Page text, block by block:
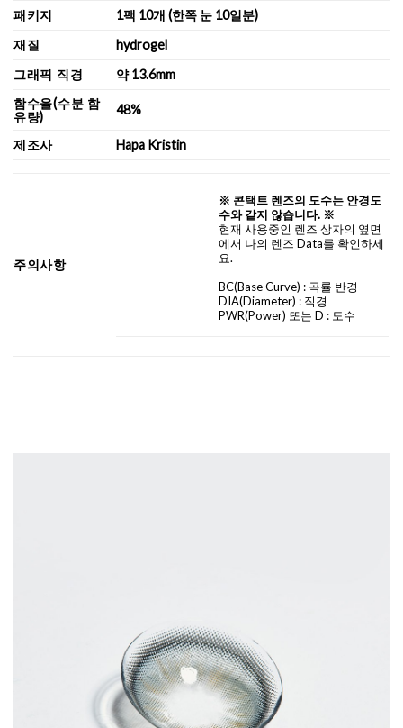
패키지
1팩 10개 (한쪽 눈 10일분)
재질
hydrogel
그래픽 직경
약 13.6mm
함수율(수분 함
유량)
48%
제조사 Hapa Kristin
주의사항
※ 콘택트 렌즈의 도수는 안경도
수와 같지 않습니다. ※
현재 사용중인 렌즈 상자의 옆면
에서 나의 렌즈 Data를 확인하세
요.
BC(Base Curve) : 곡률 반경
DIA(Diameter) : 직경
PWR(Power) 또는 D : 도수